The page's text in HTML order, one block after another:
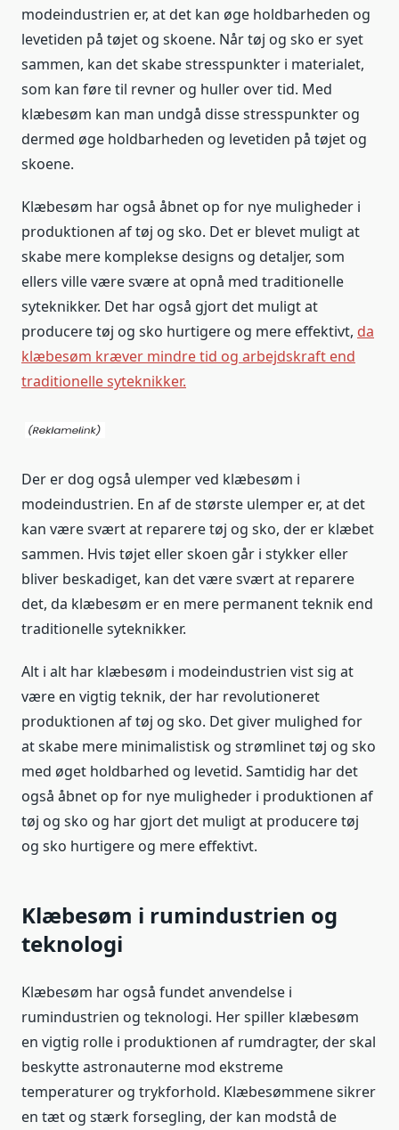
modeindustrien er, at det kan øge holdbarheden og
levetiden på tøjet og skoene. Når tøj og sko er syet
sammen, kan det skabe stresspunkter i materialet,
som kan føre til revner og huller over tid. Med
klæbesøm kan man undgå disse stresspunkter og
dermed øge holdbarheden og levetiden på tøjet og
skoene.
Klæbesøm har også åbnet op for nye muligheder i
produktionen af tøj og sko. Det er blevet muligt at
skabe mere komplekse designs og detaljer, som
ellers ville være svære at opnå med traditionelle
syteknikker. Det har også gjort det muligt at
producere tøj og sko hurtigere og mere effektivt, da
klæbesøm kræver mindre tid og arbejdskraft end
traditionelle syteknikker.
Der er dog også ulemper ved klæbesøm i
modeindustrien. En af de største ulemper er, at det
kan være svært at reparere tøj og sko, der er klæbet
sammen. Hvis tøjet eller skoen går i stykker eller
bliver beskadiget, kan det være svært at reparere
det, da klæbesøm er en mere permanent teknik end
traditionelle syteknikker.
Alt i alt har klæbesøm i modeindustrien vist sig at
være en vigtig teknik, der har revolutioneret
produktionen af tøj og sko. Det giver mulighed for
at skabe mere minimalistisk og strømlinet tøj og sko
med øget holdbarhed og levetid. Samtidig har det
også åbnet op for nye muligheder i produktionen af
tøj og sko og har gjort det muligt at producere tøj
og sko hurtigere og mere effektivt.
Klæbesøm i rumindustrien og
teknologi
Klæbesøm har også fundet anvendelse i
rumindustrien og teknologi. Her spiller klæbesøm
en vigtig rolle i produktionen af rumdragter, der skal
beskytte astronauterne mod ekstreme
temperaturer og trykforhold. Klæbesømmene sikrer
en tæt og stærk forsegling, der kan modstå de